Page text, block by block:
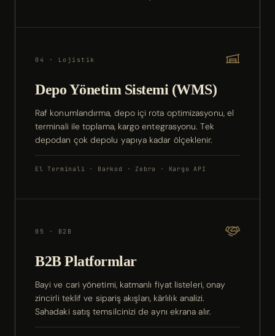
04 · Lojistik
Depo Yönetim Sistemi (WMS)
Raf konumlandırma, depo içi rota optimizasyonu, el
terminali ile toplama, kargo entegrasyonu. Tek
depodan çok depolu yapıya kadar ölçeklenir.
El Terminali · Barkod · Zebra · Kargo API
05 · B2B
B2B Platformlar
Bayi ve cari yönetimi, katmanlı fiyat listeleri, onay
zincirli teklif ve sipariş akışları, kârlılık analizi.
Sahadaki satış temsilcinizi de aynı ekrana alır.